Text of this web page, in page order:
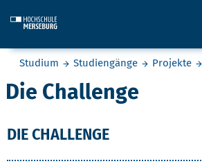
Sie befinden sich hier:
Studium Studiengänge Projekte
Die Challenge
DIE CHALLENGE